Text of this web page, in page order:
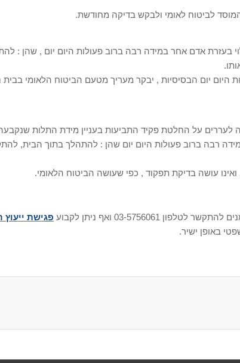
לביטוח לאומי ולבקש בדיקה מחודשת.
בעזרת אדם אחר במידה רבה ברוב פעולות היום יום , שהן
יום הבסיסיות , יבקר מעריך מטעם הביטוח הלאומי
לעררים על החלטת פקיד התביעות בעניין מידת התלות
רבה ברוב פעולות היום יום שהן : להתהלך בתוך
עושה בדיקת תפקוד , כפי שעושה הביטוח הלאומי.
5756061 ואף ניתן לקבוע פגישת
באופן ישיר.